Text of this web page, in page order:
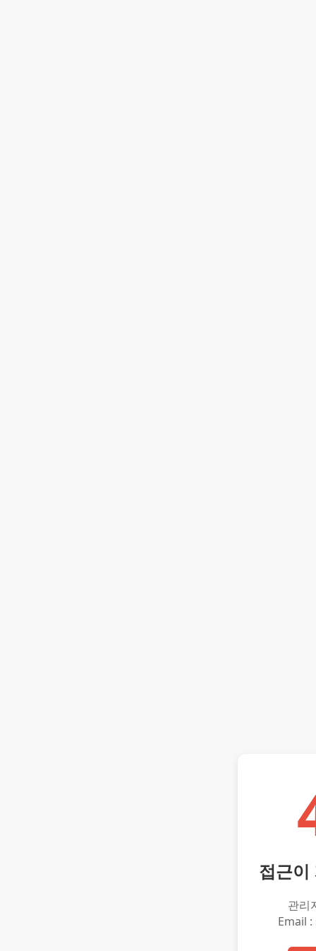
접근이
관리
Email